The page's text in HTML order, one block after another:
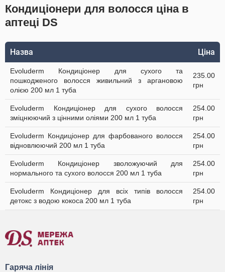
Кондиціонери для волосся ціна в
аптеці DS
Назва Ціна
Evoluderm Кондиціонер для сухого та
пошкодженого волосся живильний з аргановою
олією 200 мл 1 туба
235.00
грн
Evoluderm Кондиціонер для сухого волосся
зміцнюючий з цінними оліями 200 мл 1 туба
254.00
грн
Evoluderm Кондиціонер для фарбованого волосся
відновлюючий 200 мл 1 туба
254.00
грн
Evoluderm Кондиціонер зволожуючий для
нормального та сухого волосся 200 мл 1 туба
254.00
грн
Evoluderm Кондиціонер для всіх типів волосся
детокс з водою кокоса 200 мл 1 туба
254.00
грн
Гаряча лінія